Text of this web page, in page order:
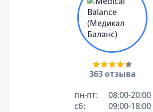
363 отзыва
пн-пт:
08:00-20:00
сб:
09:00-18:00